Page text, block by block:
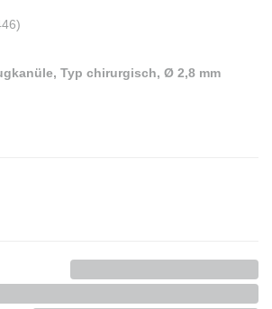
)
Typ chirurgisch, Ø 2,8 mm